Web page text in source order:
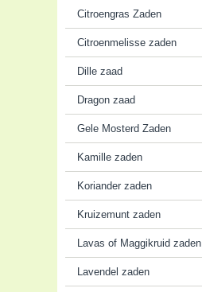
Citroengras Zaden
Citroenmelisse zaden
Dille zaad
Dragon zaad
Gele Mosterd Zaden
Kamille zaden
Koriander zaden
Kruizemunt zaden
Lavas of Maggikruid zaden
Lavendel zaden